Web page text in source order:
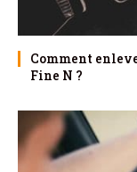
Comment
Fine N ?